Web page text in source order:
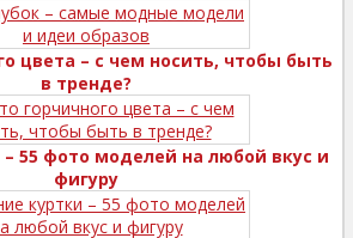
цвета – с чем носить, чтобы быть
в тренде?
– 55 фото моделей на любой вкус и
фигуру